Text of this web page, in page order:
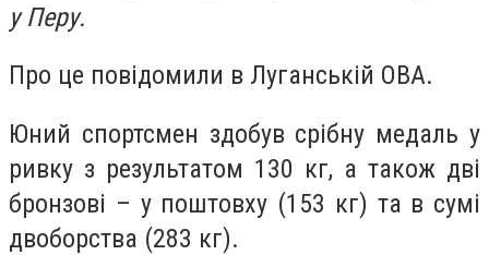
у Перу.
Про це повідомили в Луганській ОВА.
Юний спортсмен здобув срібну медаль у
ривку з результатом 130 кг, а також дві
бронзові – у поштовху (153 кг) та в сумі
двоборства (283 кг).